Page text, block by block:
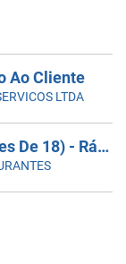
Ao Cliente
LTDA
Jovem Aprendiz (Maiores De 18) - Ráscal Shop. Villa Lobos